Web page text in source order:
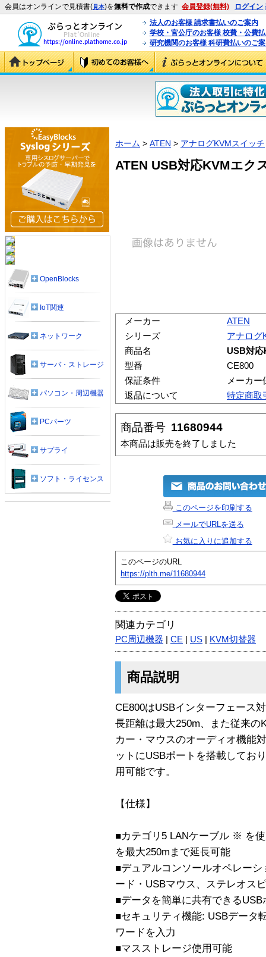
会員はオンラインで見積書(見本)を無料で作成できます 会員登録(無料) ログイン
法人のお客様 請求書払いのご案内
学校・官公庁のお客様 校費・公費
研究機関のお客様 科研費払いのご
ホーム > ATEN > アナログKVMスイッチ
ATEN USB対応KVMエク
メーカー
ATEN
シリーズ
アナログ
商品名
USB対応
型番
CE800
保証条件
メーカー
返品について
特定商取
商品番号 11680944
本商品は販売を終了しました
このページを印刷する
メールでURLを送る
お気に入りに追加する
このページのURL
https://plth.me/11680944
関連カテゴリ
PC周辺機器 CE US KVM切替器
商品説明
CE800はUSBインターフェース
長距離は最大250m、また従来
カー・マウスのオーディオ機能
ットにUSBポートを搭載してお
用可能です。
【仕様】
■カテゴリ5 LANケーブル ※ を
を最大250mまで延長可能
■デュアルコンソールオペレー
ード・USBマウス、ステレオス
■データを簡単に共有できるUSB
■セキュリティ機能: USBデータ
ワードを入力
■マスストレージ使用可能
OpenBlocks
IoT関連
ネットワーク
サーバ・ストレージ
パソコン・周辺機器
PCパーツ
サプライ
ソフト・ライセンス